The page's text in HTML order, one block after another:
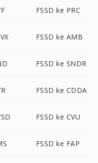
FSSD ke PRC
FSSD ke AMB
FSSD ke SNDR
FSSD ke CDDA
FSSD ke CVU
FSSD ke FAP